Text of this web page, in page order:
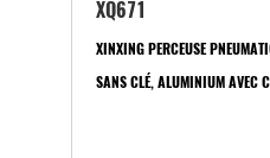
XQ671
XINXING PERCEUSE
SANS CLÉ, ALUMINIUM AVEC